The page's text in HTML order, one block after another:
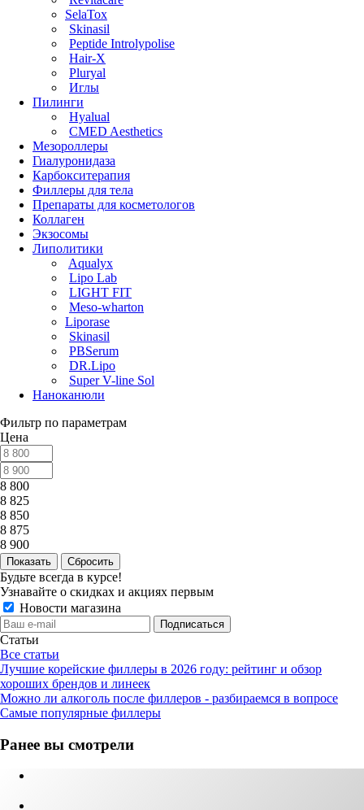
SelaTox
Skinasil
Peptide Introlypolise
Hair-X
Pluryal
Иглы
Пилинги
Hyalual
CMED Aesthetics
Мезороллеры
Гиалуронидаза
Карбокситерапия
Филлеры для тела
Препараты для косметологов
Коллаген
Экзосомы
Липолитики
Aqualyx
Lipo Lab
LIGHT FIT
Meso-wharton
Liporase
Skinasil
PBSerum
DR.Lipo
Super V-line Sol
Наноканюли
Фильтр по параметрам
Цена
8 800
8 825
8 850
8 875
8 900
Сбросить
Будьте всегда в курсе!
Узнавайте о скидках и акциях первым
Новости магазина
Статьи
Все статьи
Лучшие корейские филлеры в 2026 году: рейтинг и обзор
хороших брендов и линеек
Можно ли алкоголь после филлеров - разбираемся в вопросе
Самые популярные филлеры
Ранее вы смотрели